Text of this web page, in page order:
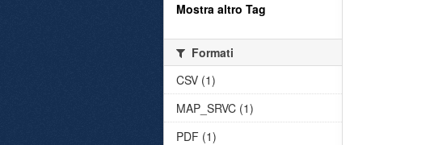
Mostra altro Tag
Formati
CSV (1)
MAP_SRVC (1)
PDF (1)